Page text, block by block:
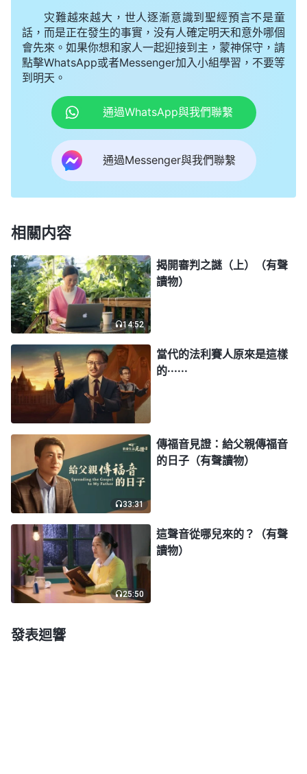
經了，『那時，若有人對你們説「基督在這裏」，或
説「基督在那裏」，你們不要信！因為假基督、假先
知將要起來，顯大神迹、大奇事，倘若能行，連選民
也就迷惑了。』（太24:23-24）末世有假基督出
現，凡傳主來的都是假的，我不懂聖經，身量小怕受
迷惑，不敢聽别的道，我不能接待你了，以後你别來
了。」姊妹誠懇地説：「主耶穌説這話是讓我們在末
世防備假基督，但不是讓我們把基督也拒之門外。有
假的必然是先有真的出現，没有真的也不會有假的來
着末世有假基督出現就一律拒絶聽主再來的
把假基督的特徵説得很清楚了，假基督的主要表現是
顯神迹、行异能、醫病趕鬼，模仿主耶穌作過的工作
來迷惑人。所以，在末世凡冒主耶穌的名傳悔改的
道，能顯點簡單的神迹或醫病趕鬼的才是假基督。末
世重返肉身的主耶穌——全能神，他不重複主耶穌作
過的工作，而是在主耶穌救贖工作的基礎上作新的工
作，全能神結束了恩典時代，開闢了國度時代，發表
真理作了一步審判潔净人的工作，要把經過救贖却還
活在罪中的人徹底拯救出來，脱離犯罪本性的捆綁，
脱離撒但的黑暗權勢，把人類帶入美好的歸宿中。這
工作只有神自己能作，是任何假基督都做不了的。」
姊妹談的有理有據，但牧師説的話總在我腦子裏轉來
轉去，攪得我心煩意亂，我不願再聽姊妹的交通了，
就謊稱到鄰居家有事，故意躲着姊妹。這之後，王姊
妹又多次來我家，我都避開不見。鄰居對我説：「看
她也不像壞人，你怕啥呀？」我心想：我也知道她是
灾難越來越大，世人逐漸意識到聖經預言不是童
話，而是正在發生的事實，没有人確定明天和意外哪個
會先來。如果你想和家人一起迎接到主，蒙神保守，請
點擊WhatsApp或者Messenger加入小組學習，不要等
到明天。
通過WhatsApp與我們聯繫
通過Messenger與我們聯繫
相關内容
14:52
揭開審判之謎（上）（有聲
讀物）
當代的法利賽人原來是這樣
的······
33:31
傳福音見證：給父親傳福音
的日子（有聲讀物）
25:50
這聲音從哪兒來的？（有聲
讀物）
發表迴響